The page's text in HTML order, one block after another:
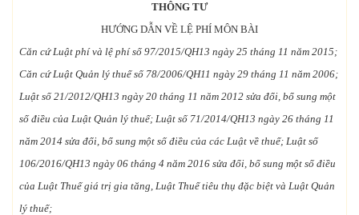
THÔNG TƯ
HƯỚNG DẪN VỀ LỆ PHÍ MÔN BÀI
Căn cứ Luật phí và lệ phí số 97/2015/QH13 ngày 25 tháng 11 năm 2015;
Căn cứ Luật Quản lý thuế số 78/2006/QH11 ngày 29 tháng 11 năm 2006;
Luật số 21/2012/QH13 ngày 20 tháng 11 năm 2012 sửa đổi, bổ sung một
số điều của Luật Quản lý thuế; Luật số 71/2014/QH13 ngày 26 tháng 11
năm 2014 sửa đổi, bổ sung một số điều của các Luật về thuế; Luật số
106/2016/QH13 ngày 06 tháng 4 năm 2016 sửa đổi, bổ sung một số điều
của Luật Thuế giá trị gia tăng, Luật Thuế tiêu thụ đặc biệt và Luật Quản
lý thuế;